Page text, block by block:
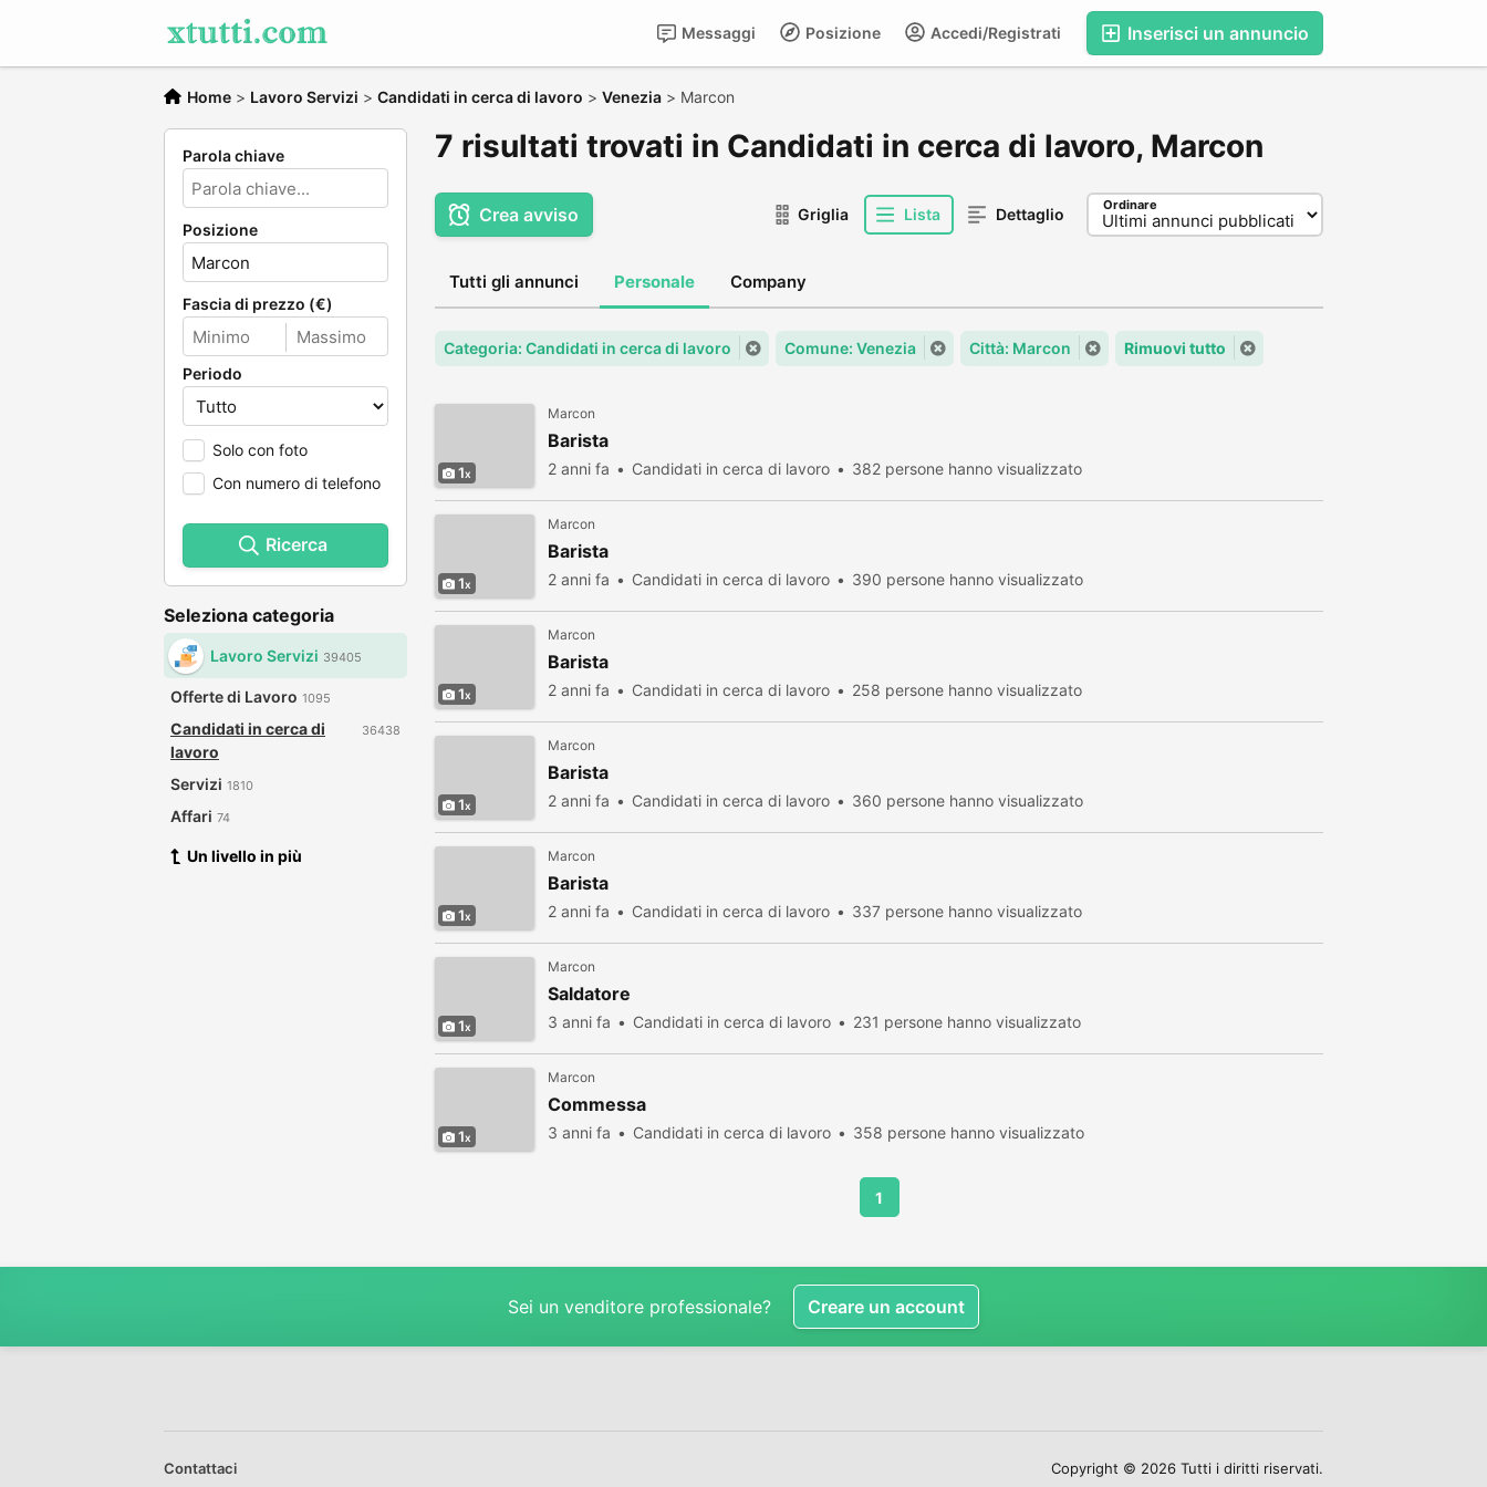
Inserisci un annuncio
Accedi/Registrati
Posizione
Messaggi
Home > Lavoro Servizi > Candidati in cerca di lavoro > Venezia > Marcon
Parola chiave
Posizione
Fascia di prezzo (€)
Periodo
Solo con foto
Con numero di telefono
Ricerca
Seleziona categoria
Lavoro Servizi 39405
Offerte di Lavoro 1095
Candidati in cerca di
lavoro
36438
Servizi 1810
Affari 74
Un livello in più
7 risultati trovati in Candidati in cerca di lavoro, Marcon
Crea avviso Griglia Lista Dettaglio Ordinare
Tutti gli annunci Personale Company
Categoria: Candidati in cerca di lavoro Comune: Venezia Città: Marcon Rimuovi tutto
1
Marcon
Barista
2 anni fa Candidati in cerca di lavoro 382 persone hanno visualizzato
1
Marcon
Barista
2 anni fa Candidati in cerca di lavoro 390 persone hanno visualizzato
1
Marcon
Barista
2 anni fa Candidati in cerca di lavoro 258 persone hanno visualizzato
1
Marcon
Barista
2 anni fa Candidati in cerca di lavoro 360 persone hanno visualizzato
1
Marcon
Barista
2 anni fa Candidati in cerca di lavoro 337 persone hanno visualizzato
1
Marcon
Saldatore
3 anni fa Candidati in cerca di lavoro 231 persone hanno visualizzato
1
Marcon
Commessa
3 anni fa Candidati in cerca di lavoro 358 persone hanno visualizzato
1
Sei un venditore professionale? Creare un account
Contattaci Copyright © 2026 Tutti i diritti riservati.